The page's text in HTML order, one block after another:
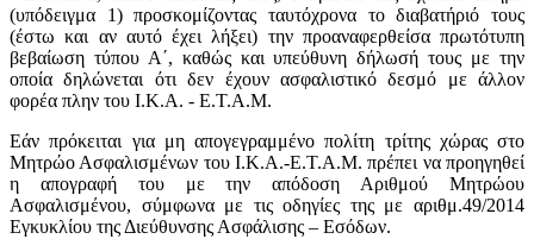
(υπόδειγμα 1) προσκομίζοντας ταυτόχρονα το διαβατήριό τους
(έστω και αν αυτό έχει λήξει) την προαναφερθείσα πρωτότυπη
βεβαίωση τύπου Α΄, καθώς και υπεύθυνη δήλωσή τους με την
οποία δηλώνεται ότι δεν έχουν ασφαλιστικό δεσμό με άλλον
φορέα πλην του Ι.Κ.Α. - Ε.Τ.Α.Μ.
Εάν πρόκειται για μη απογεγραμμένο πολίτη τρίτης χώρας στο
Μητρώο Ασφαλισμένων του Ι.Κ.Α.-Ε.Τ.Α.Μ. πρέπει να προηγηθεί
η απογραφή του με την απόδοση Αριθμού Μητρώου
Ασφαλισμένου, σύμφωνα με τις οδηγίες της με αριθμ.49/2014
Εγκυκλίου της Διεύθυνσης Ασφάλισης – Εσόδων.